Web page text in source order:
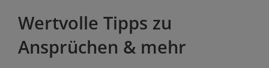
Wertvolle Tipps zu
Ansprüchen & mehr